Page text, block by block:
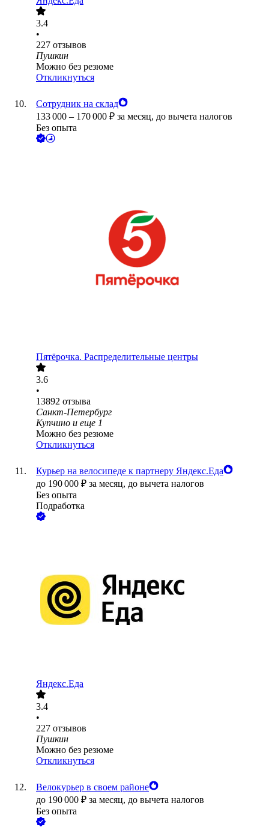
3.4
•
227 отзывов
Пушкин
Можно без резюме
Откликнуться
Сотрудник на склад
133 000 – 170 000 ₽ за месяц, до вычета налогов
Без опыта
Пятёрочка. Распределительные центры
3.6
•
13892 отзыва
Санкт-Петербург
Купчино и еще 1
Можно без резюме
Откликнуться
Курьер на велосипеде к партнеру Яндекс.Еда
до 190 000 ₽ за месяц, до вычета налогов
Без опыта
Подработка
Яндекс.Еда
3.4
•
227 отзывов
Пушкин
Можно без резюме
Откликнуться
Велокурьер в своем районе
до 190 000 ₽ за месяц, до вычета налогов
Без опыта